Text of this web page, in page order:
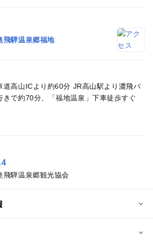
飛騨温泉郷福地
道高山ICより約60分 JR高山駅より濃飛バ
きで約70分、「福地温泉」下車徒歩すぐ
飛騨温泉郷観光協会